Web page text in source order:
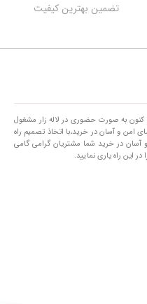
تضمین بهترین کیفیت
الو لاله زار با سابقه فروش از سال ۱۳۸۶ تا کنون به صورت حضوری در لاله زار مشغول
با رویکرد ایجاد فضای امن و آسان در خرید،با اتخاذ تصمیم راه
آسان در خرید شما مشتریان گرامی گامی
این راه یاری نمایید.